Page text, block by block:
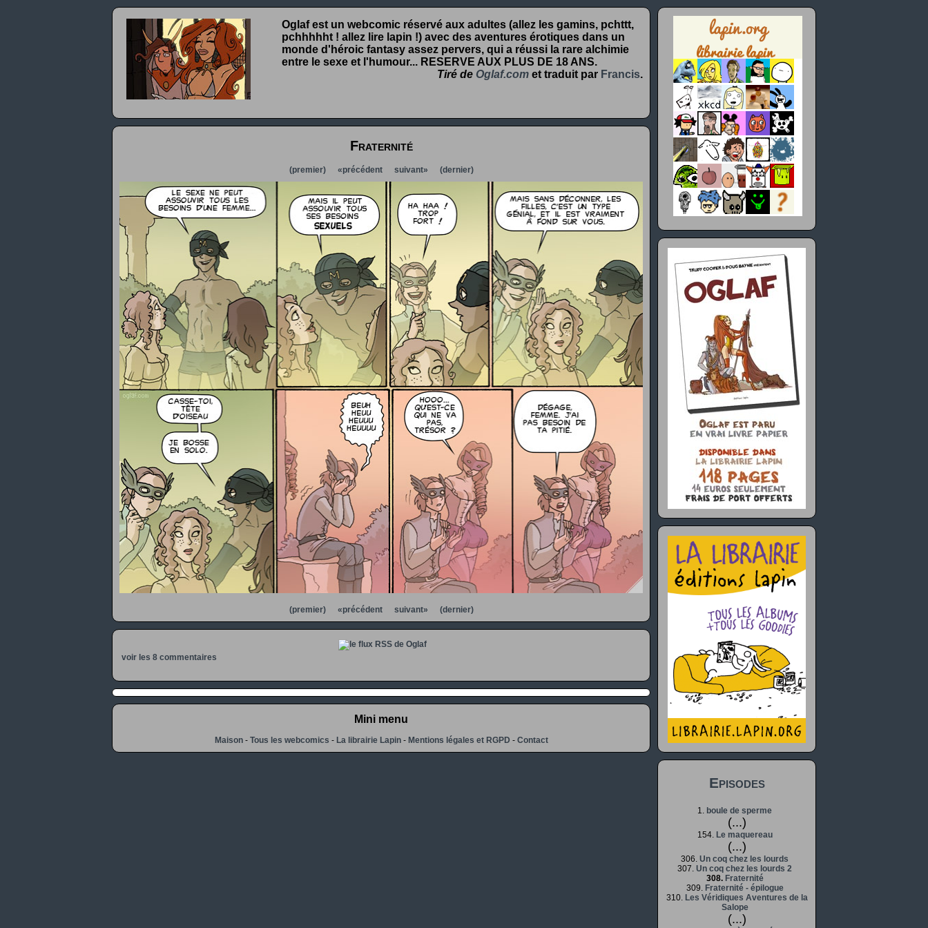
Oglaf est un webcomic réservé aux adultes (allez les gamins, pchttt,
pchhhhht ! allez lire lapin !) avec des aventures érotiques dans un
monde d'héroic fantasy assez pervers, qui a réussi la rare alchimie
entre le sexe et l'humour... RESERVE AUX PLUS DE 18 ANS.
Tiré de Oglaf.com et traduit par Francis.
Fraternité
(premier) «précédent suivant» (dernier)
(premier) «précédent suivant» (dernier)
voir les 8 commentaires
Mini menu
Maison- Tous les webcomics - La librairie Lapin- Mentions légales et RGPD - Contact
Episodes
1. boule de sperme
(...)
154. Le maquereau
(...)
306. Un coq chez les lourds
307. Un coq chez les lourds 2
308. Fraternité
309. Fraternité - épilogue
310. Les Véridiques Aventures de la
Salope
(...)